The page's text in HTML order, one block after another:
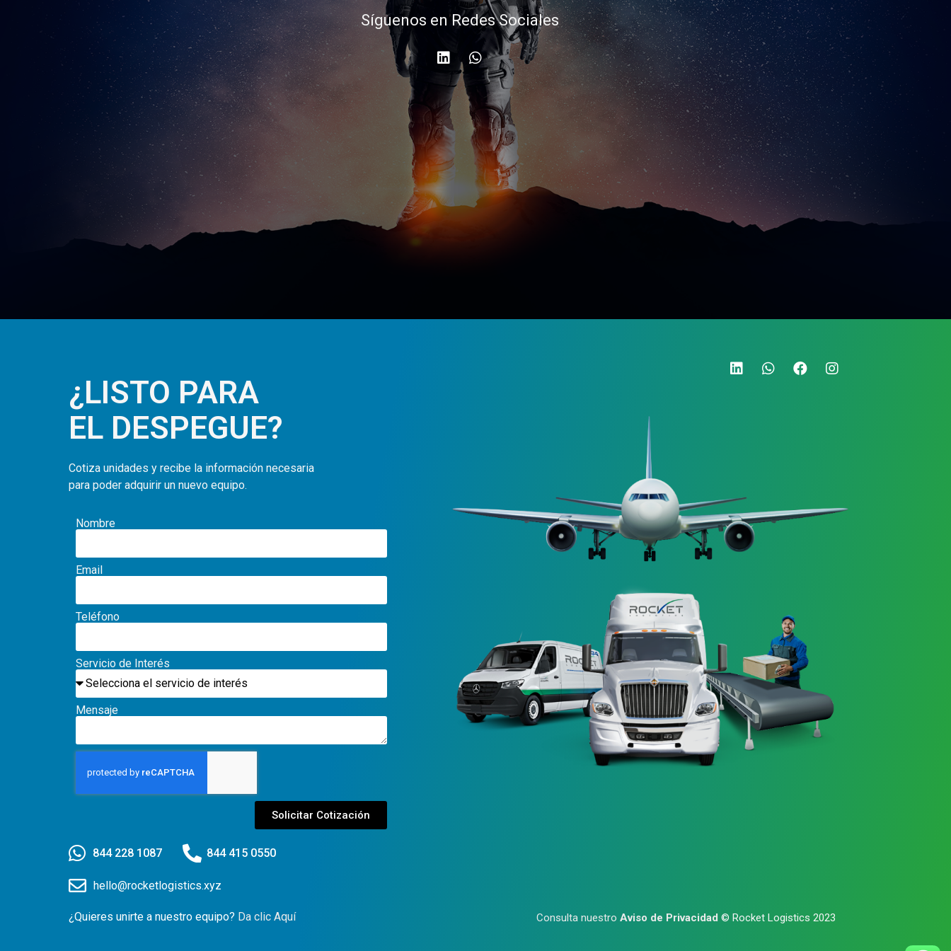
Síguenos en Redes Sociales
¿LISTO PARA
EL DESPEGUE?
Cotiza unidades y recibe la información necesaria
para poder adquirir un nuevo equipo.
Nombre
Email
Teléfono
Servicio de Interés
Mensaje
Solicitar Cotización
844 228 1087 844 415 0550
hello@rocketlogistics.xyz
¿Quieres unirte a nuestro equipo? Da clic Aquí Consulta nuestro Aviso de Privacidad © Rocket Logistics 2023